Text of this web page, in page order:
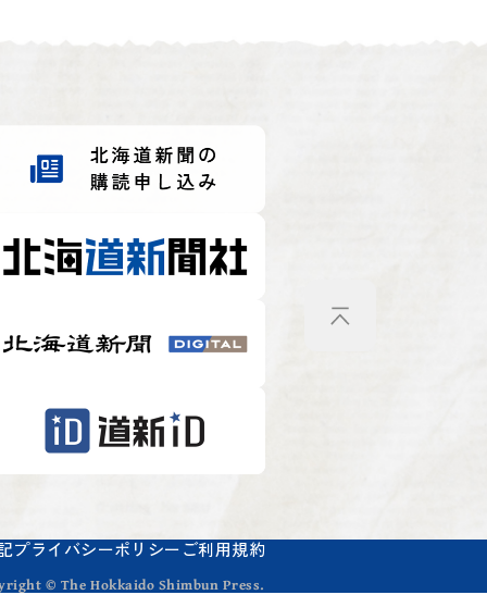
プライバシーポリシーご利用規約
© The Hokkaido Shimbun Press.